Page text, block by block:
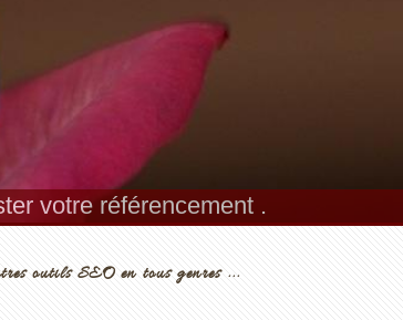
votre référencement .
outils SEO en tous genres ...